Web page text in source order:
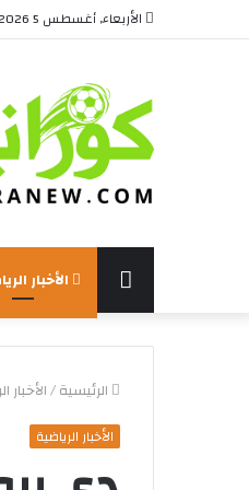
الأربعاء, أغسطس 5 2026
الرئيسة الأخبار
الرئيسية/الأخبار
الأخبار الرياضية